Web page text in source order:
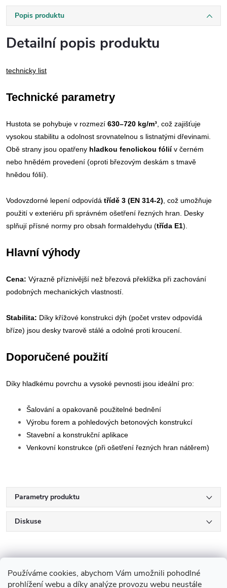
Používáme cookies, abychom Vám umožnili pohodlné
prohlížení webu a díky analýze provozu webu neustále
Popis produktu
Detailní popis produktu
technicky list
Technické parametry
Hustota se pohybuje v rozmezí 630–720 kg/m³ , což zajišťuje
vysokou stabilitu a odolnost srovnatelnou s listnatými dřevinami.
Obě strany jsou opatřeny hladkou fenolickou fóliív černém
nebo hnědém provedení (oproti březovým deskám s tmavě
hnědou fólií).
Vodovzdorné lepení odpovídá třídě 3 (EN 314-2) , což umožňuje
použití v exteriéru při správném ošetření řezných hran. Desky
splňují přísné normy pro obsah formaldehydu (třída E1).
Hlavní výhody
Cena: Výrazně příznivější než březová překližka při zachování
podobných mechanických vlastností.
Stabilita: Díky křížové konstrukci dýh (počet vrstev odpovídá
bříze) jsou desky tvarově stálé a odolné proti kroucení.
Doporučené použití
Díky hladkému povrchu a vysoké pevnosti jsou ideální pro:
Šalování a opakovaně použitelné bednění
Výrobu forem a pohledových betonových konstrukcí
Stavební a konstrukční aplikace
Venkovní konstrukce (při ošetření řezných hran nátěrem)
Parametry produktu
Diskuse